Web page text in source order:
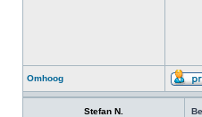
Omhoog
Stefan N.